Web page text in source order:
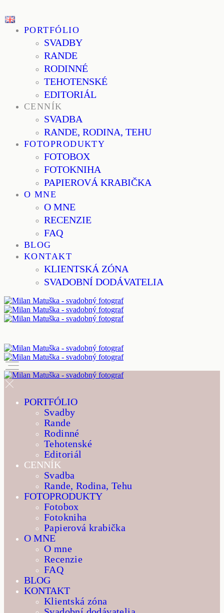
PORTFÓLIO
SVADBY
RANDE
RODINNÉ
TEHOTENSKÉ
EDITORIÁL
CENNÍK
SVADBA
RANDE, RODINA, TEHU
FOTOPRODUKTY
FOTOBOX
FOTOKNIHA
PAPIEROVÁ KRABIČKA
O MNE
O MNE
RECENZIE
FAQ
BLOG
KONTAKT
KLIENTSKÁ ZÓNA
SVADOBNÍ DODÁVATELIA
PORTFÓLIO
Svadby
Rande
Rodinné
Tehotenské
Editoriál
CENNÍK
Svadba
Rande, Rodina, Tehu
FOTOPRODUKTY
Fotobox
Fotokniha
Papierová krabička
O MNE
O mne
Recenzie
FAQ
BLOG
KONTAKT
Klientská zóna